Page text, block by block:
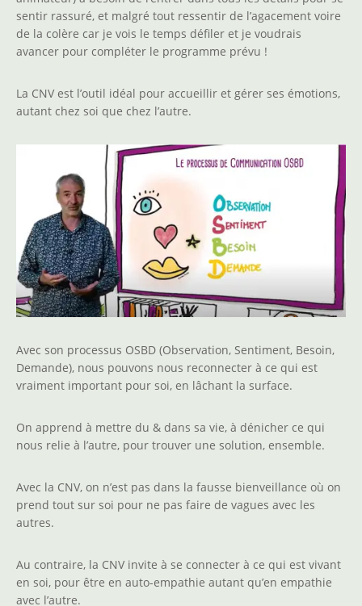
sentir rassuré, et malgré tout ressentir de l’agacement voire
de la colère car je vois le temps défiler et je voudrais
avancer pour compléter le programme prévu !
La CNV est l’outil idéal pour accueillir et gérer ses émotions,
autant chez soi que chez l’autre.
Avec son processus OSBD (Observation, Sentiment, Besoin,
Demande), nous pouvons nous reconnecter à ce qui est
vraiment important pour soi, en lâchant la surface.
On apprend à mettre du & dans sa vie, à dénicher ce qui
nous relie à l’autre, pour trouver une solution, ensemble.
Avec la CNV, on n’est pas dans la fausse bienveillance où on
prend tout sur soi pour ne pas faire de vagues avec les
autres.
Au contraire, la CNV invite à se connecter à ce qui est vivant
en soi, pour être en auto-empathie autant qu’en empathie
avec l’autre.